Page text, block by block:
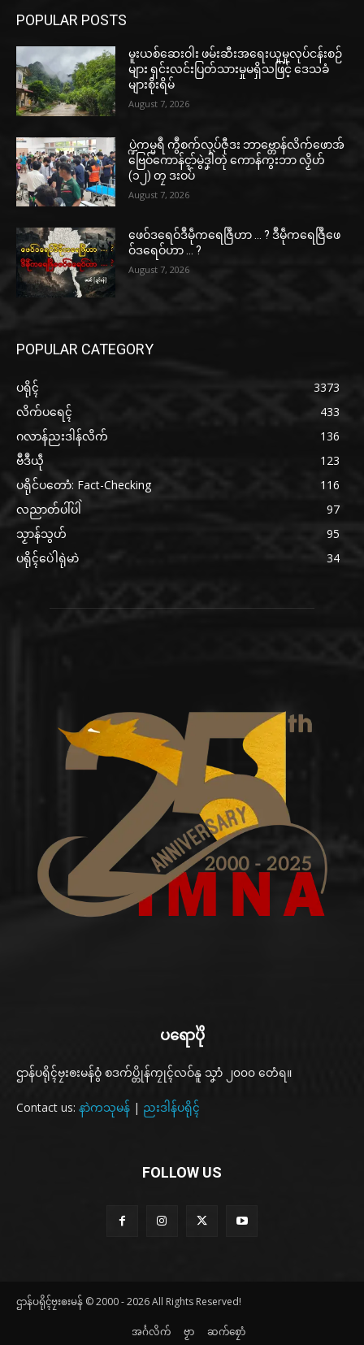
POPULAR POSTS
မူးယစ်ဆေးဝါး ဖမ်းဆီးအရေးယူမှုလုပ်ငန်းစဉ်
များ ရှင်းလင်းပြတ်သားမှုမရှိသဖြင့် ဒေသခံ
များစိုးရိမ်
August 7, 2026
ပ္ဍဲကမ္မရဳ ကွဳစက်လုပ်ဇီုဒး ဘာဗ္တောန်လိက်ဖောအ်
ဗြေဝ်ကောန်ၚာ်မွဲဒၞါဲတုဲ ကောန်ကွးဘာ လၟိဟ်
(၁၂) တၠ ဒးဝပ်
August 7, 2026
ဖေဝ်ဒရေဝ်ဒဳမဵုကရေဇြဳဟာ … ? ဒဳမဵုကရေဇြဳဖေ
ဝ်ဒရေဝ်ဟာ … ?
August 7, 2026
POPULAR CATEGORY
ပရိုၚ်
3373
လိက်ပရေၚ်
433
ဂလာန်ညးဒါန်လိက်
136
ဗဳဒဳယဵု
123
ပရိုင်ပတောံ: Fact-Checking
116
လညာတ်ပါ်ပါဲ
97
သၟာန်သွဟ်
95
ပရိုၚ်ပေဲါရုဲမာဲ
34
ပရောပိုဲ
ဌာန်ပရိုၚ်ဗၠးၜးမန်ဝွံ စဒက်ပ္တိုန်ကၠုၚ်လဝ်နူ သၞာံ ၂၀၀၀ တေံရ။
Contact us: နာဲကသုမန် | ညးဒါန်ပရိုၚ်
FOLLOW US
ဌာန်ပရိုၚ်ဗၠးၜးမန် © 2000 - 2026 All Rights Reserved!
အၚ်္ဂလိက် ဗၟာ ဆက်စၠောံ